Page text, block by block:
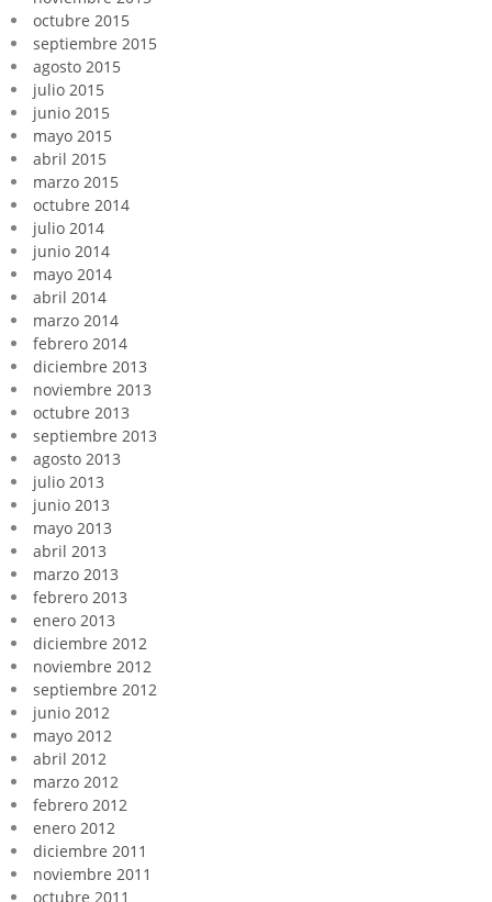
octubre 2015
septiembre 2015
agosto 2015
julio 2015
junio 2015
mayo 2015
abril 2015
marzo 2015
octubre 2014
julio 2014
junio 2014
mayo 2014
abril 2014
marzo 2014
febrero 2014
diciembre 2013
noviembre 2013
octubre 2013
septiembre 2013
agosto 2013
julio 2013
junio 2013
mayo 2013
abril 2013
marzo 2013
febrero 2013
enero 2013
diciembre 2012
noviembre 2012
septiembre 2012
junio 2012
mayo 2012
abril 2012
marzo 2012
febrero 2012
enero 2012
diciembre 2011
noviembre 2011
octubre 2011